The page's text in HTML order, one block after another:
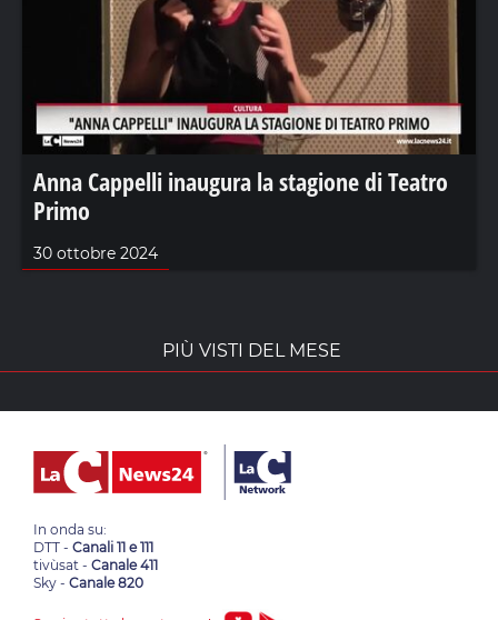
Anna Cappelli inaugura la stagione di Teatro
Primo
30 ottobre 2024
PIÙ VISTI DEL MESE
In onda su:
DTT - Canali 11 e 111
tivùsat - Canale 411
Sky - Canale 820